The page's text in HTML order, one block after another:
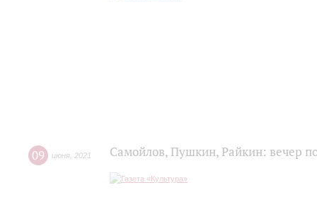
09 июня 2021 Самойлов, Пушкин, Райкин: вечер